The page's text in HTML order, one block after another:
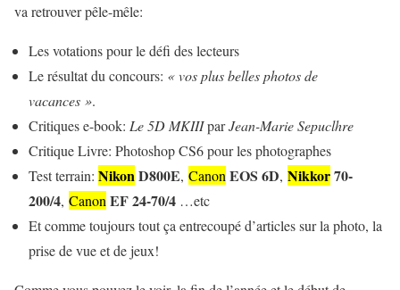
va retrouver pêle-mêle:
Les votations pour le défi des lecteurs
Le résultat du concours: « vos plus belles photos de
vacances ».
Critiques e-book: Le 5D MKIIIparJean-Marie Sepuclhre
Critique Livre: Photoshop CS6 pour les photographes
Test terrain: NikonD800E, CanonEOS 6D, Nikkor70-
200/4, CanonEF 24-70/4 …etc
Et comme toujours tout ça entrecoupé d’articles sur la photo, la
prise de vue et de jeux!